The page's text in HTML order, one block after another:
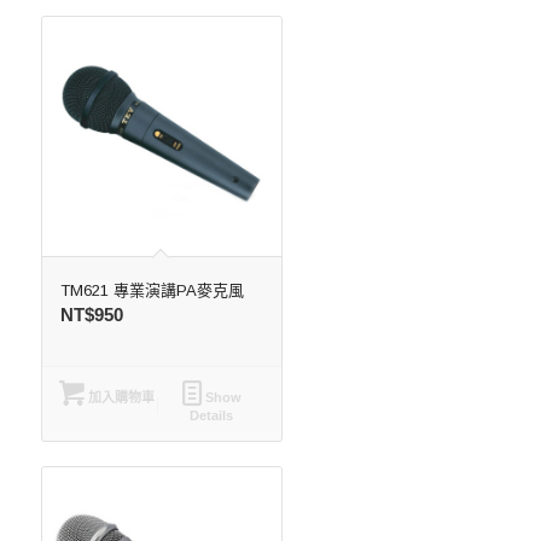
TM621 專業演講PA麥克風
NT$950
加入購物車
Show
Details